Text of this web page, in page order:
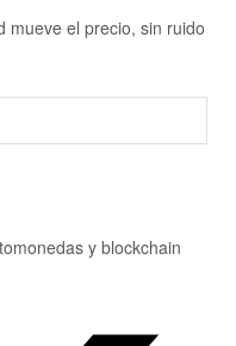
mueve el precio, sin ruido
y blockchain